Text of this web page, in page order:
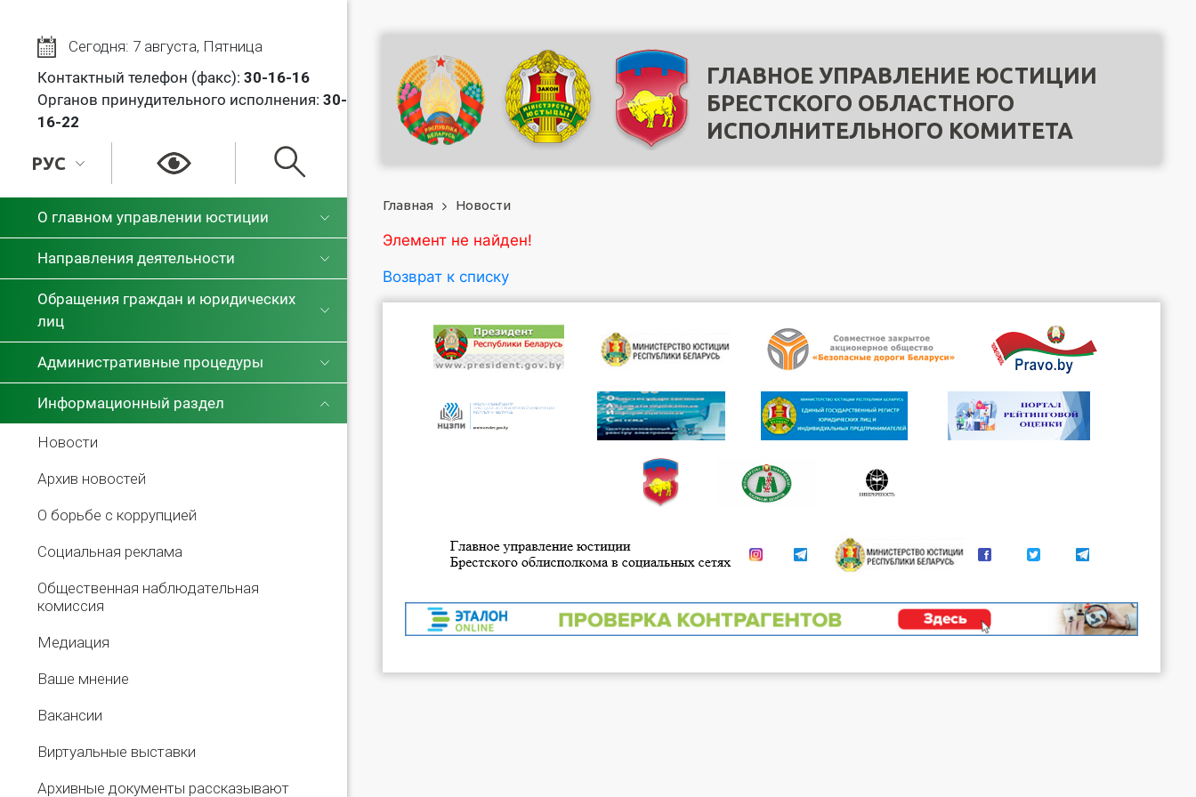
Сегодня: 7 августа, Пятница
Контактный телефон (факс): 30-16-16
Органов принудительного исполнения: 30-
16-22
РУС
О главном управлении юстиции
Направления деятельности
Обращения граждан и юридических
лиц
Административные процедуры
Информационный раздел
Новости
Архив новостей
О борьбе с коррупцией
Социальная реклама
Общественная наблюдательная
комиссия
Медиация
Ваше мнение
Вакансии
Виртуальные выставки
Архивные документы рассказывают
ГЛАВНОЕ УПРАВЛЕНИЕ ЮСТИЦИИ
БРЕСТСКОГО ОБЛАСТНОГО
ИСПОЛНИТЕЛЬНОГО КОМИТЕТА
Главная Новости
Элемент не найден!
Возврат к списку